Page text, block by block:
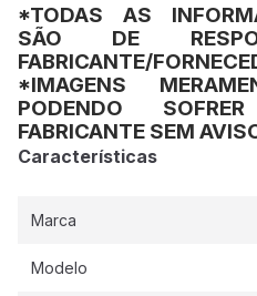
*TODAS AS
SÃO DE
FABRICANTE/
*IMAGENS
PODENDO
FABRICANTE SEM
Características
Marca
Modelo